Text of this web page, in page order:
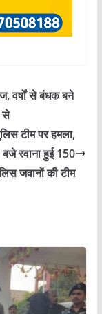
वर्षों से बंधक बने
से
टीम पर हमला,
रवाना हुई 150
जवानों की टीम